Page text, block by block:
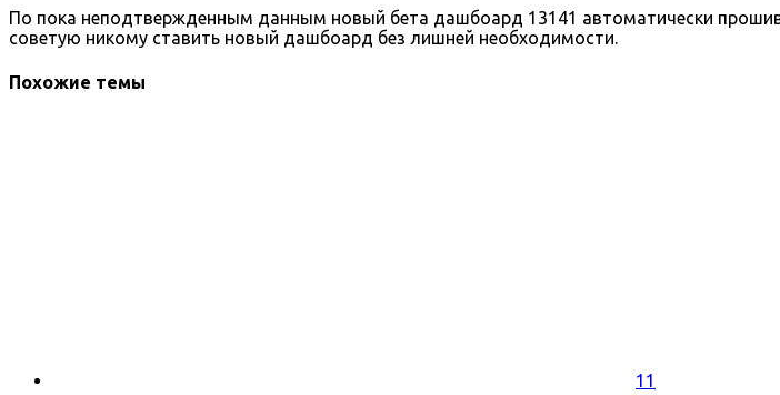
По пока неподтвержденным данным новый бета дашбоард 13141 автоматически
советую никому ставить новый дашбоард без лишней необходимости.
Похожие темы
11